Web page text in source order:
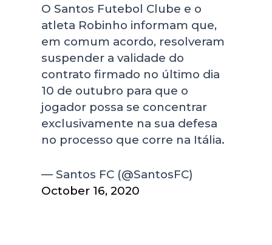
O Santos Futebol Clube e o
atleta Robinho informam que,
em comum acordo, resolveram
suspender a validade do
contrato firmado no último dia
10 de outubro para que o
jogador possa se concentrar
exclusivamente na sua defesa
no processo que corre na Itália.
— Santos FC (@SantosFC)
October 16, 2020